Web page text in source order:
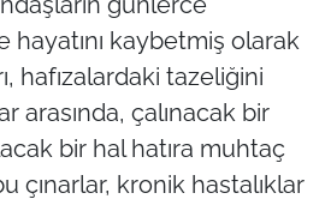
hayatını kaybetmiş olarak
hafızalardaki tazeliğini
arasında, çalınacak bir
bir hal hatıra muhtaç
çınarlar, kronik hastalıklar